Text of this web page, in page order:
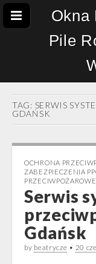
Okna
Pile
TAG: SERWIS
GDAŃSK
OCHRONA
ZABEZPIECZENIA
PRZECIWPOŻAROWE
Serwis
Gdańsk
by beatrycze • 20